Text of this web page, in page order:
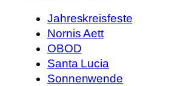
Jahreskreisfeste
Nornis Aett
OBOD
Santa Lucia
Sonnenwende